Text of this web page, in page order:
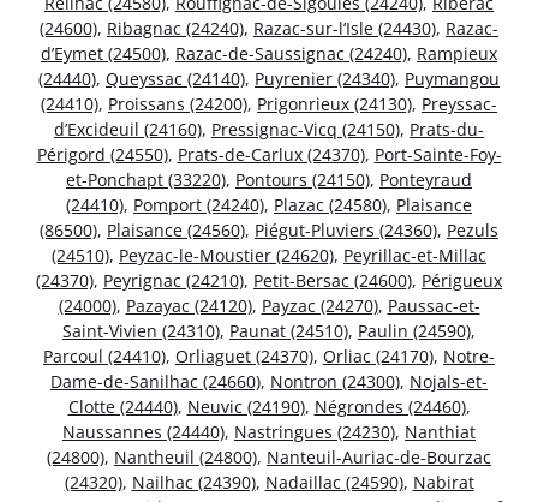
(24600), Ribagnac (24240), Razac-sur-l’Isle (24430), Razac-
d’Eymet (24500), Razac-de-Saussignac (24240), Rampieux
(24440), Queyssac (24140), Puyrenier (24340), Puymangou
(24410), Proissans (24200), Prigonrieux (24130), Preyssac-
d’Excideuil (24160), Pressignac-Vicq (24150), Prats-du-
Périgord (24550), Prats-de-Carlux (24370), Port-Sainte-Foy-
et-Ponchapt (33220), Pontours (24150), Ponteyraud
(24410), Pomport (24240), Plazac (24580), Plaisance
(86500), Plaisance (24560), Piégut-Pluviers (24360), Pezuls
(24510), Peyzac-le-Moustier (24620), Peyrillac-et-Millac
(24370), Peyrignac (24210), Petit-Bersac (24600), Périgueux
(24000), Pazayac (24120), Payzac (24270), Paussac-et-
Saint-Vivien (24310), Paunat (24510), Paulin (24590),
Parcoul (24410), Orliaguet (24370), Orliac (24170), Notre-
Dame-de-Sanilhac (24660), Nontron (24300), Nojals-et-
Clotte (24440), Neuvic (24190), Négrondes (24460),
Naussannes (24440), Nastringues (24230), Nanthiat
(24800), Nantheuil (24800), Nanteuil-Auriac-de-Bourzac
(24320), Nailhac (24390), Nadaillac (24590), Nabirat